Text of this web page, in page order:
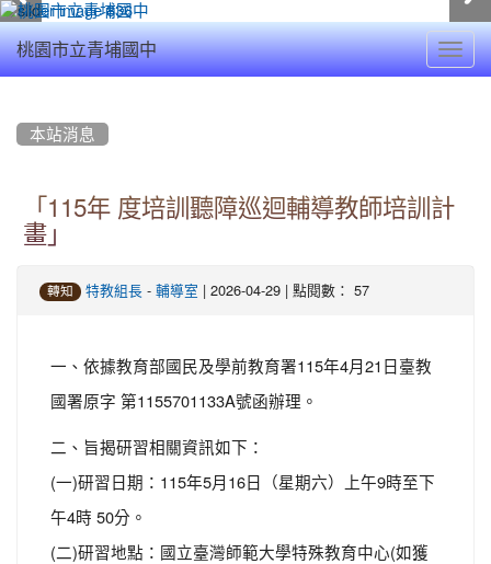
桃園市立青埔國中
本站消息
「115年 度培訓聽障巡迴輔導教師培訓計
畫」
轉知 特教組長 - 輔導室 | 2026-04-29 | 點閱數： 57
一、依據教育部國民及學前教育署115年4月21日臺教
國署原字 第1155701133A號函辦理。
二、旨揭研習相關資訊如下：
(一)研習日期：115年5月16日（星期六）上午9時至下
午4時 50分。
(二)研習地點：國立臺灣師範大學特殊教育中心(如獲